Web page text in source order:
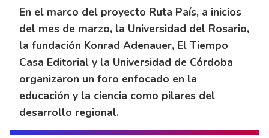
En el marco del proyecto Ruta País, a inicios
del mes de marzo, la Universidad del Rosario,
la fundación Konrad Adenauer, El Tiempo
Casa Editorial y la Universidad de Córdoba
organizaron un foro enfocado en la
educación y la ciencia como pilares del
desarrollo regional.